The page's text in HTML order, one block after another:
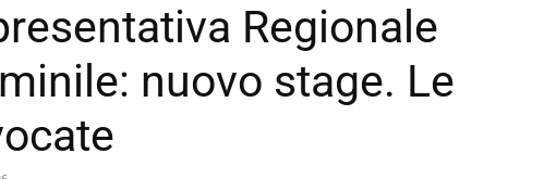
Regionale
nuovo stage. Le